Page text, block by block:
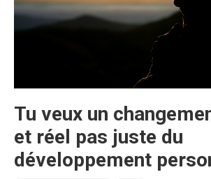
Tu veux un
et réel pas juste du
développement